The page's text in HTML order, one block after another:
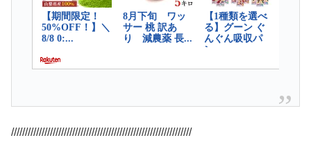
/////////////////////////////////////////////////////////////////